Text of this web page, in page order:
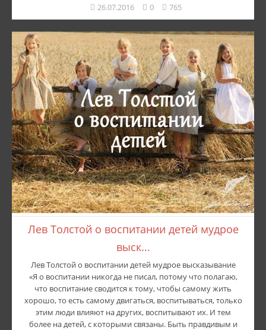
26.07.2016 0 765
Лев Толстой о воспитании детей мудрое
выск...
Лев Толстой о воспитании детей мудрое высказывание
«Я о воспитании никогда не писал, потому что полагаю,
что воспитание сводится к тому, чтобы самому жить
хорошо, то есть самому двигаться, воспитываться, только
этим люди влияют на других, воспитывают их. И тем
более на детей, с которыми связаны. Быть правдивым и